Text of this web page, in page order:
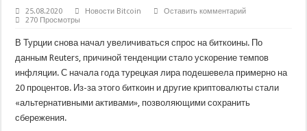
25.08.2020 Новости Bitcoin
Оставить комментарий
270 Просмотры
В Турции снова начал увеличиваться спрос на биткоины. По
данным Reuters, причиной тенденции стало ускорение темпов
инфляции. С начала года турецкая лира подешевела примерно на
20 процентов. Из-за этого биткоин и другие криптовалюты стали
«альтернативными активами», позволяющими сохранить
сбережения.